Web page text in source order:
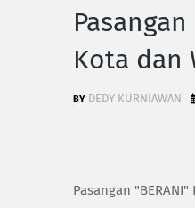
Kota dan
DEDY KURNIAWAN
Pasangan